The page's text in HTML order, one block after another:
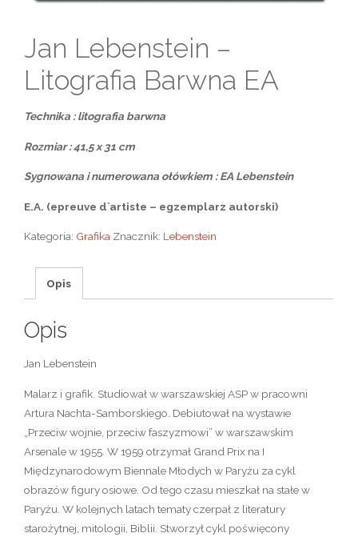
Jan Lebenstein –
Litografia Barwna EA
Technika : litografia barwna
Rozmiar : 41,5 x 31 cm
Sygnowana i numerowana ołówkiem : EA Lebenstein
E.A. (epreuve d`artiste – egzemplarz autorski)
Kategoria: Grafika Znacznik: Lebenstein
Opis
Opis
Jan Lebenstein
Malarz i grafik. Studiował w warszawskiej ASP w pracowni
Artura Nachta-Samborskiego. Debiutował na wystawie
„Przeciw wojnie, przeciw faszyzmowi” w warszawskim
Arsenale w 1955. W 1959 otrzymał Grand Prix na I
Międzynarodowym Biennale Młodych w Paryżu za cykl
obrazów figury osiowe. Od tego czasu mieszkał na stałe w
Paryżu. W kolejnych latach tematy czerpał z literatury
starożytnej, mitologii, Biblii. Stworzył cykl poświęcony